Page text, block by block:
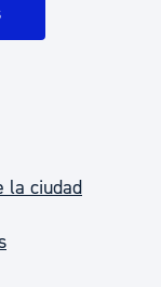
la ciudad